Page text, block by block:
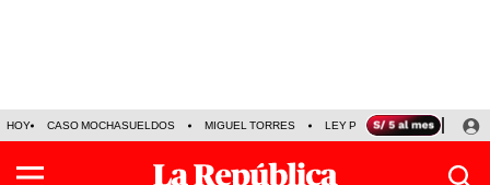
HOY CASO MOCHASUELDOS MIGUEL TORRES LEY PULPÍN PRECIO DEL